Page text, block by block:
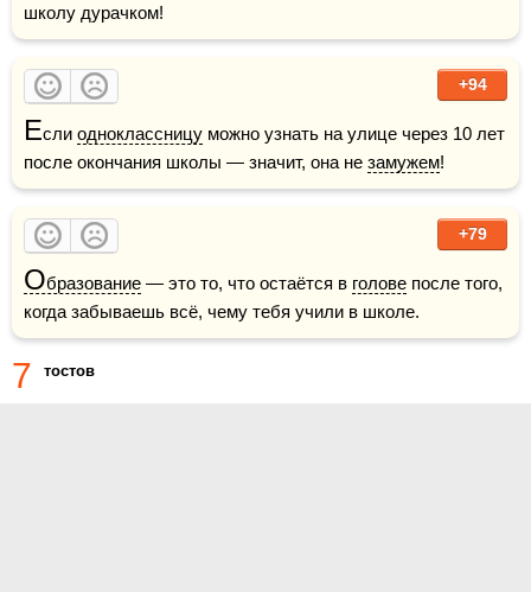
школу дурачком!
+94
Если одноклассницу можно узнать на улице через 10 лет
после окончания школы — значит, она не замужем!
+79
Образование — это то, что остаётся в голове после того,
когда забываешь всё, чему тебя учили в школе.
7 тостов